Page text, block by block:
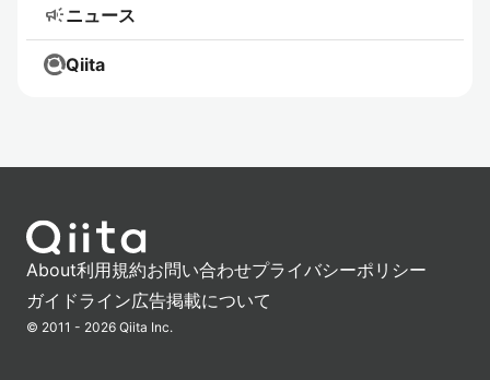
campaignニュース
Qiita
About利用規約お問い合わせプライバシーポリシー
ガイドライン広告掲載について
© 2011 - 2026 Qiita Inc.